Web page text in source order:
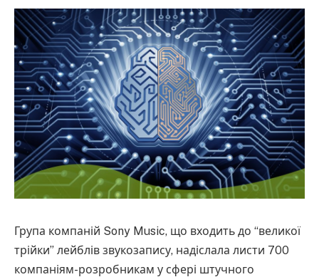
Група компаній Sony Music, що входить до “великої
трійки” лейблів звукозапису, надіслала листи 700
компаніям-розробникам у сфері штучного